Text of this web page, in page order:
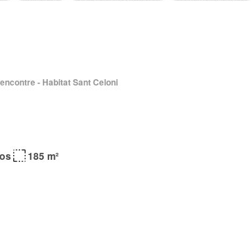
- Habitat Sant Celoni
185 m²